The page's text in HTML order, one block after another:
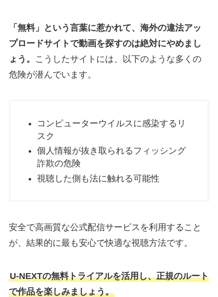
「無料」という言葉に惹かれて、海外の違法アッ
プロードサイトで動画を探すのは絶対にやめまし
ょう。
こうしたサイトには、以下のような多くの
危険が潜んでいます。
コンピューターウイルスに感染するリ
スク
個人情報が抜き取られるフィッシング
詐欺の危険
視聴した側も法に触れる可能性
安全で高画質な公式配信サービスを利用すること
が、結果的に最も安心で快適な視聴方法です。
U-NEXTの無料トライアルを活用し、正規のルート
で作品を楽しみましょう。